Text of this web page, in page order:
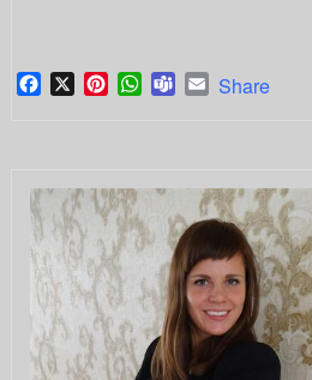
Facebook
X PinterestWhatsApp
TeamsEmail
Share